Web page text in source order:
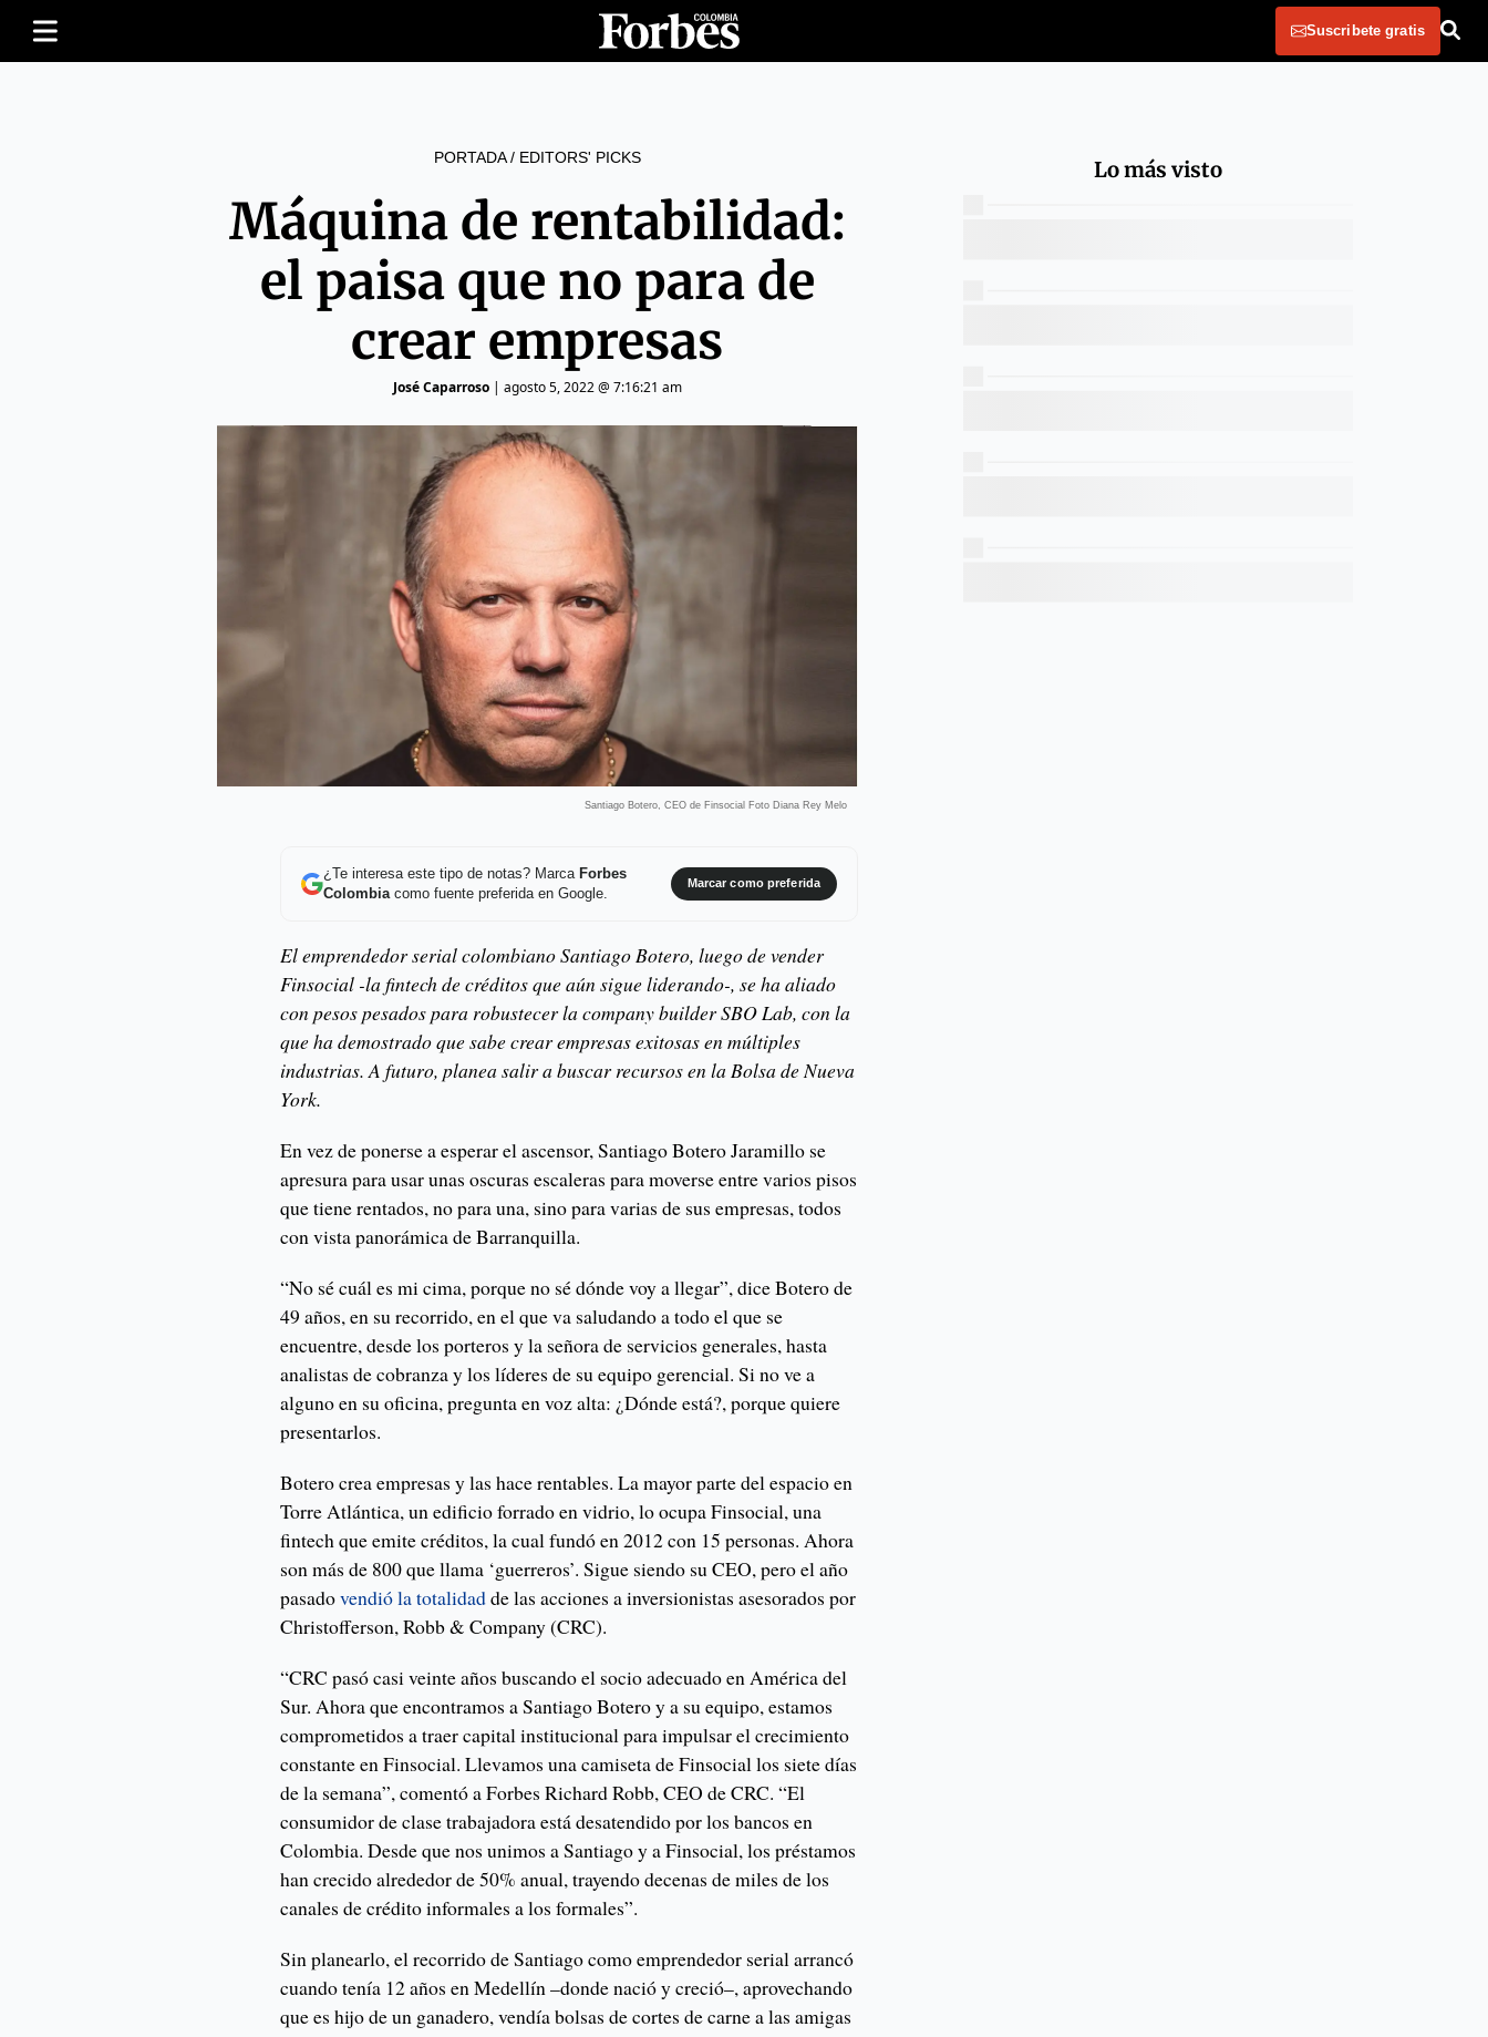
Suscribete gratis
PORTADA/ EDITORS' PICKS
Máquina de rentabilidad:
el paisa que no para de
crear empresas
José Caparroso| agosto 5, 2022 @ 7:16:21 am
Santiago Botero, CEO de Finsocial Foto Diana Rey Melo
¿Te interesa este tipo de notas? Marca Forbes
Colombiacomo fuente preferida en Google.
Marcar como preferida
El emprendedor serial colombiano Santiago Botero, luego de vender
Finsocial -la fintech de créditos que aún sigue liderando-, se ha aliado
con pesos pesados para robustecer la company builder SBO Lab, con la
que ha demostrado que sabe crear empresas exitosas en múltiples
industrias. A futuro, planea salir a buscar recursos en la Bolsa de Nueva
York.
En vez de ponerse a esperar el ascensor, Santiago Botero Jaramillo se
apresura para usar unas oscuras escaleras para moverse entre varios pisos
que tiene rentados, no para una, sino para varias de sus empresas, todos
con vista panorámica de Barranquilla.
“No sé cuál es mi cima, porque no sé dónde voy a llegar”, dice Botero de
49 años, en su recorrido, en el que va saludando a todo el que se
encuentre, desde los porteros y la señora de servicios generales, hasta
analistas de cobranza y los líderes de su equipo gerencial. Si no ve a
alguno en su oficina, pregunta en voz alta: ¿Dónde está?, porque quiere
presentarlos.
Botero crea empresas y las hace rentables. La mayor parte del espacio en
Torre Atlántica, un edificio forrado en vidrio, lo ocupa Finsocial, una
fintech que emite créditos, la cual fundó en 2012 con 15 personas. Ahora
son más de 800 que llama ‘guerreros’. Sigue siendo su CEO, pero el año
pasadovendió la totalidadde las acciones a inversionistas asesorados por
Christofferson, Robb & Company (CRC).
“CRC pasó casi veinte años buscando el socio adecuado en América del
Sur. Ahora que encontramos a Santiago Botero y a su equipo, estamos
comprometidos a traer capital institucional para impulsar el crecimiento
constante en Finsocial. Llevamos una camiseta de Finsocial los siete días
de la semana”, comentó a Forbes Richard Robb, CEO de CRC. “El
consumidor de clase trabajadora está desatendido por los bancos en
Colombia. Desde que nos unimos a Santiago y a Finsocial, los préstamos
han crecido alrededor de 50% anual, trayendo decenas de miles de los
canales de crédito informales a los formales”.
Sin planearlo, el recorrido de Santiago como emprendedor serial arrancó
cuando tenía 12 años en Medellín –donde nació y creció–, aprovechando
que es hijo de un ganadero, vendía bolsas de cortes de carne a las amigas
Lo más visto